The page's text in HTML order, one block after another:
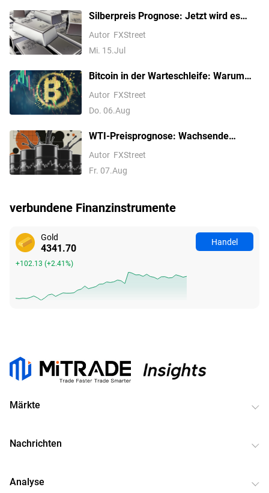
Silberpreis Prognose: Jetzt wird es
gefährlich – warum Silber vor dem
nächsten Rutsch stehen könnte
Autor FXStreet
Mi. 15.Jul
Bitcoin in der Warteschleife: Warum
der nächste große Ausbruch noch auf
Autor FXStreet
Do. 06.Aug
WTI-Preisprognose: Wachsende
Risiken eines inneren Krieges im
nahe 78 USD
Autor FXStreet
Fr. 07.Aug
verbundene Finanzinstrumente
Gold
4341.70
+102.13 (+2.41%)
Handel
Märkte
Nachrichten
Analyse